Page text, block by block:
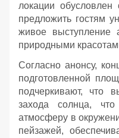
локации обусловлен
предложить гостям
живое выступление
природными
Согласно анонсу,
подготовленной
подчеркивают, что
захода солнца,
атмосферу в
пейзажей,